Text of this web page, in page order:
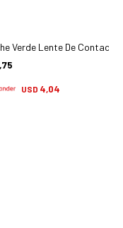
- Accesorios
Verde Lente De
USD 4,04